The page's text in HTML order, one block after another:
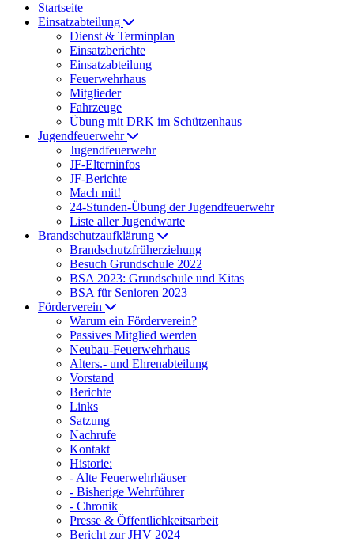
Startseite
Einsatzabteilung
Dienst & Terminplan
Einsatzberichte
Einsatzabteilung
Feuerwehrhaus
Mitglieder
Fahrzeuge
Übung mit DRK im Schützenhaus
Jugendfeuerwehr
Jugendfeuerwehr
JF-Elterninfos
JF-Berichte
Mach mit!
24-Stunden-Übung der Jugendfeuerwehr
Liste aller Jugendwarte
Brandschutzaufklärung
Brandschutzfrüherziehung
Besuch Grundschule 2022
BSA 2023: Grundschule und Kitas
BSA für Senioren 2023
Förderverein
Warum ein Förderverein?
Passives Mitglied werden
Neubau-Feuerwehrhaus
Alters.- und Ehrenabteilung
Vorstand
Berichte
Links
Satzung
Nachrufe
Kontakt
Historie:
- Alte Feuerwehrhäuser
- Bisherige Wehrführer
- Chronik
Presse & Öffentlichkeitsarbeit
Bericht zur JHV 2024